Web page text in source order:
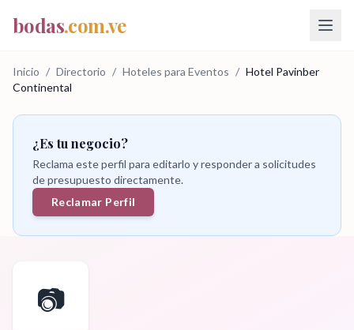
bodas.com.ve
Inicio / Directorio / Hoteles para Eventos / Hotel Pavinber
Continental
¿Es tu negocio?
Reclama este perfil para editarlo y responder a solicitudes
de presupuesto directamente.
Reclamar Perfil
📷